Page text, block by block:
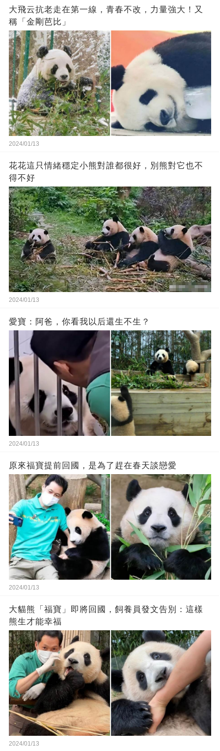
大飛云抗老走在第一線，青春不改，力量強大！又
稱「金剛芭比」
2024/01/13
花花這只情緒穩定小熊對誰都很好，別熊對它也不
得不好
2024/01/13
愛寶：阿爸，你看我以后還生不生？
2024/01/13
原來福寶提前回國，是為了趕在春天談戀愛
2024/01/13
大貓熊「福寶」即將回國，飼養員發文告別：這樣
熊生才能幸福
2024/01/13